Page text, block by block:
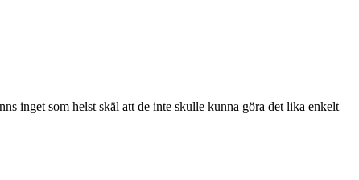
inget som helst skäl att de inte skulle kunna göra det lika enkelt